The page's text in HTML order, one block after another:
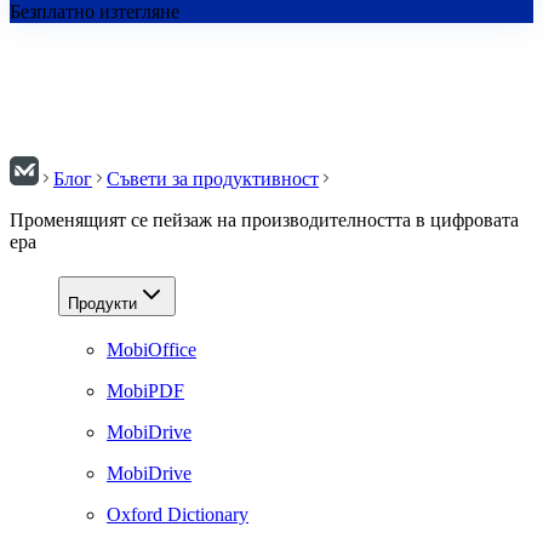
Безплатно изтегляне
Блог
Съвети за продуктивност
Променящият се пейзаж на производителността в цифровата
ера
Продукти
MobiOffice
MobiPDF
MobiDrive
MobiDrive
Oxford Dictionary